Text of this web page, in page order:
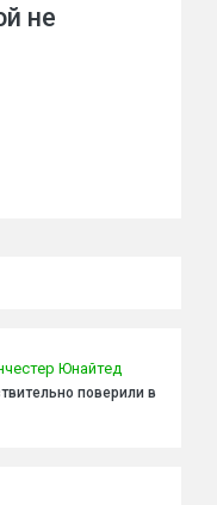
не
Юнайтед
поверили в